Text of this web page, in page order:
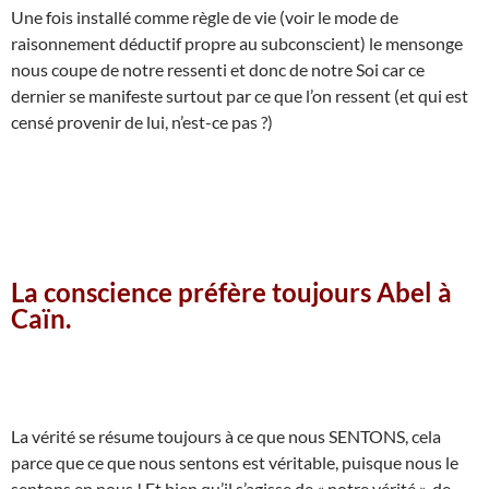
Une fois installé comme règle de vie (voir le mode de
raisonnement déductif propre au subconscient) le mensonge
nous coupe de notre ressenti et donc de notre Soi car ce
dernier se manifeste surtout par ce que l’on ressent (et qui est
censé provenir de lui, n’est-ce pas ?)
La conscience préfère toujours Abel à
Caïn.
La vérité se résume toujours à ce que nous SENTONS, cela
parce que ce que nous sentons est véritable, puisque nous le